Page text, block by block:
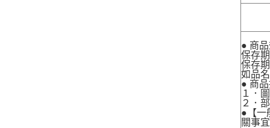
● 商
保存
保存
如品
● 商
１．
２．
●【一
關事